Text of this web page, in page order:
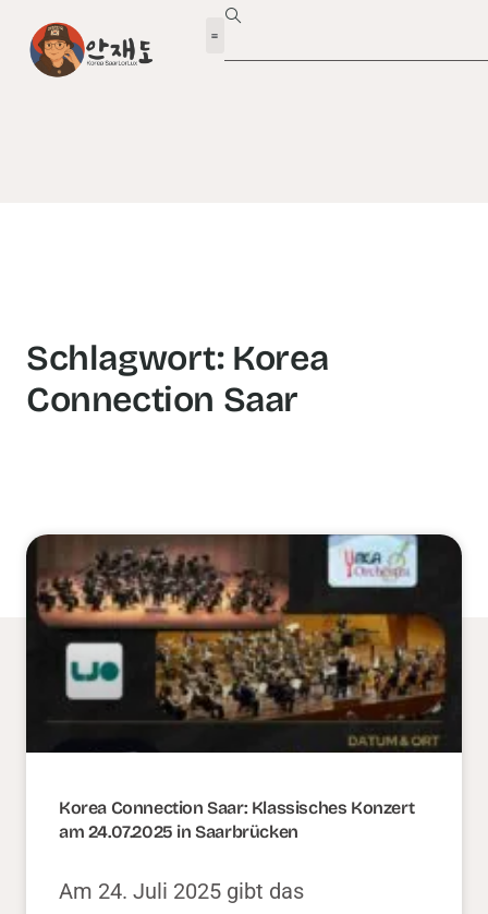
Schlagwort: Korea
Connection Saar
Korea Connection Saar: Klassisches Konzert
am 24.07.2025 in Saarbrücken
Am 24. Juli 2025 gibt das